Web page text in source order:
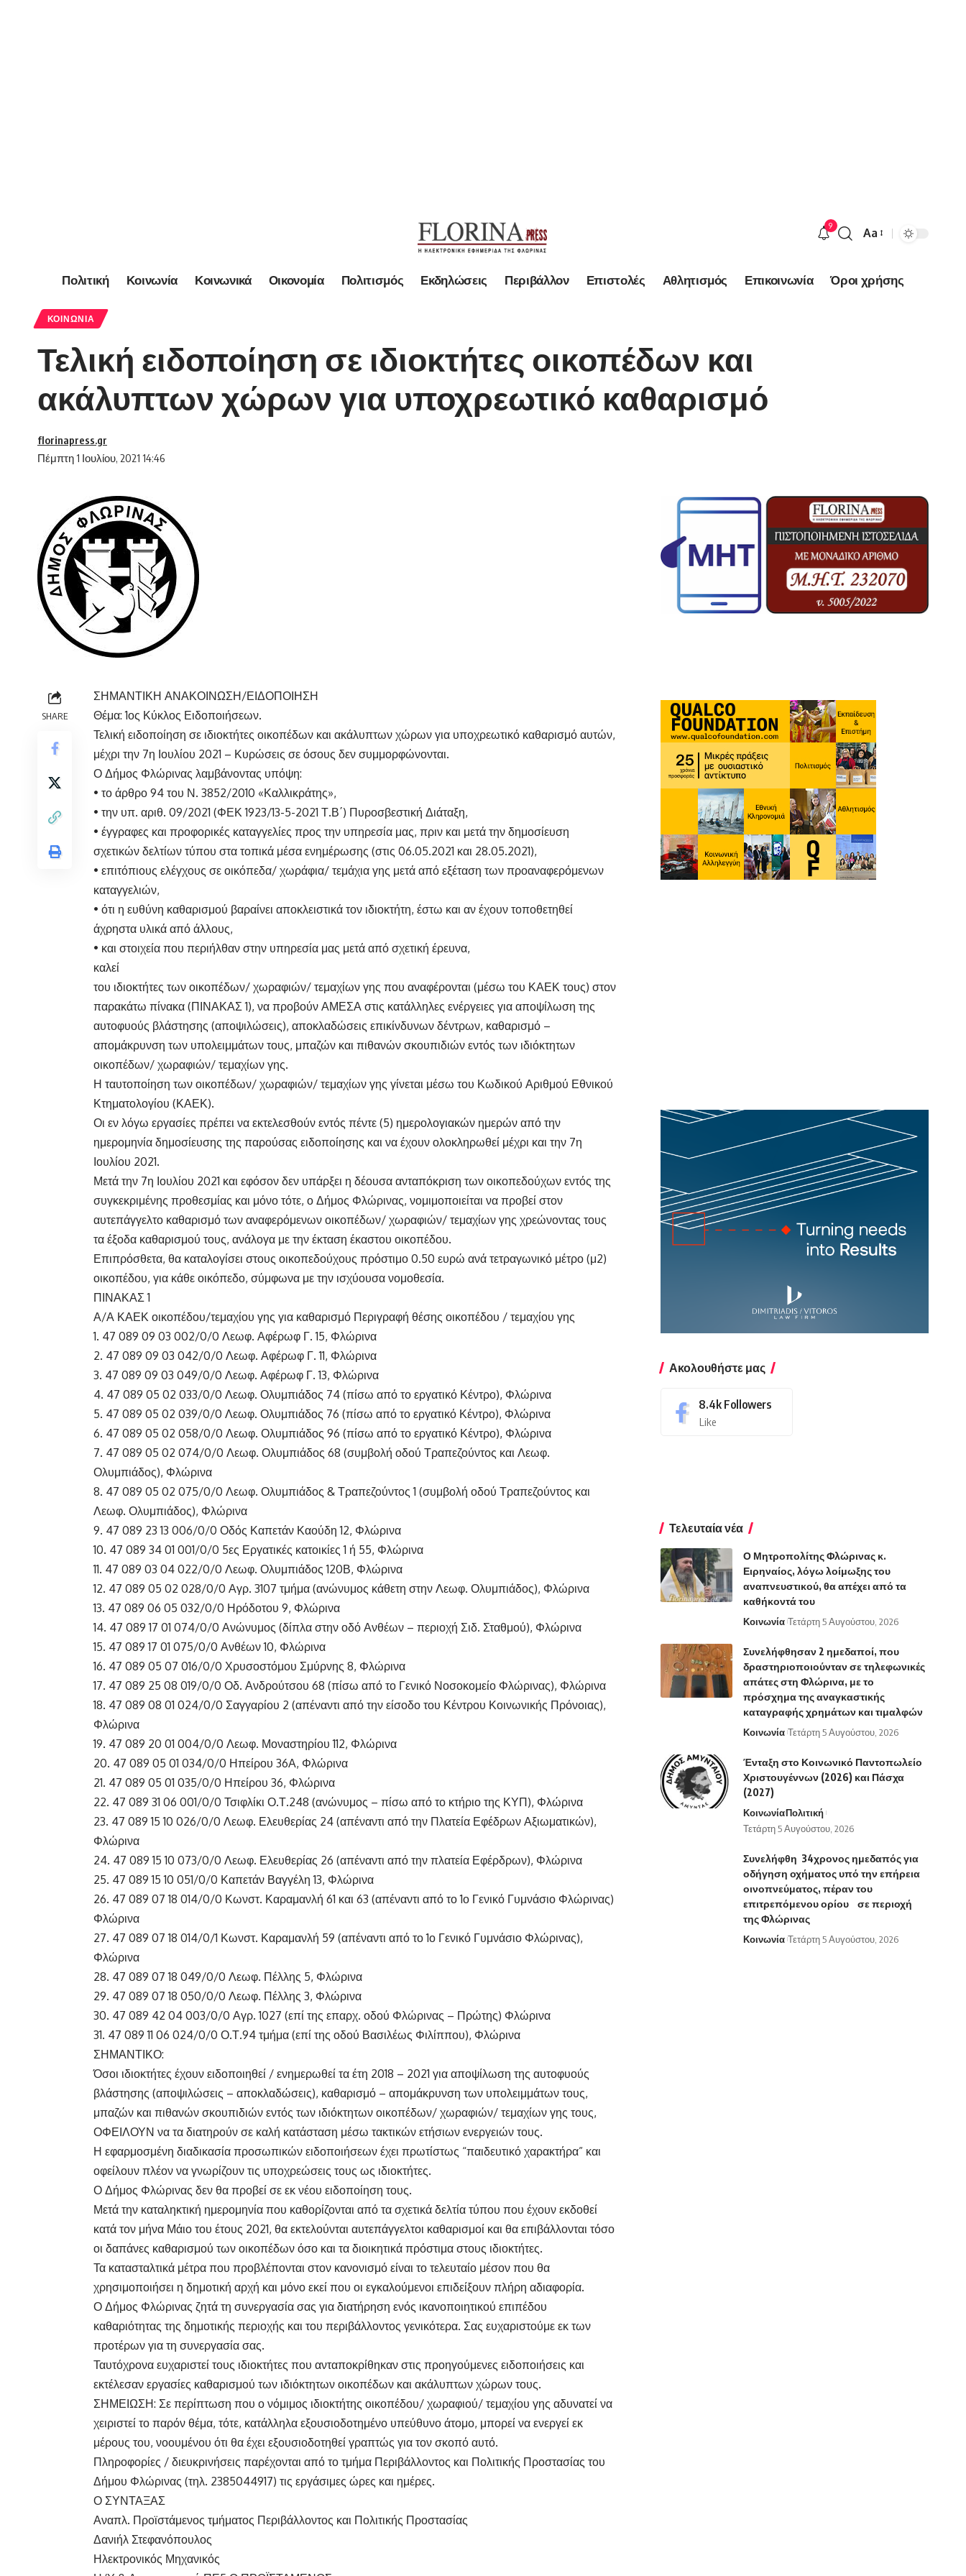
9
Font
Aa
Πολιτική Κοινωνία Κοινωνικά Οικονομία Πολιτισμός Εκδηλώσεις Περιβάλλον Επιστολές Αθλητισμός Επικοινωνία Όροι χρήσης
ΚΟΙΝΩΝΊΑ
Τελική ειδοποίηση σε ιδιοκτήτες οικοπέδων και
ακάλυπτων χώρων για υποχρεωτικό καθαρισμό
Πέμπτη 1 Ιουλίου, 2021 14:46
florinapress.gr
SHARE
ΣΗΜΑΝΤΙΚΗ ΑΝΑΚΟΙΝΩΣΗ/ΕΙΔΟΠΟΙΗΣΗ
Θέμα: 1ος Κύκλος Ειδοποιήσεων.
Τελική ειδοποίηση σε ιδιοκτήτες οικοπέδων και ακάλυπτων χώρων για υποχρεωτικό καθαρισμό αυτών,
μέχρι την 7η Ιουλίου 2021 – Κυρώσεις σε όσους δεν συμμορφώνονται.
Ο Δήμος Φλώρινας λαμβάνοντας υπόψη:
• το άρθρο 94 του Ν. 3852/2010 «Καλλικράτης»,
• την υπ. αριθ. 09/2021 (ΦΕΚ 1923/13-5-2021 Τ.Β΄) Πυροσβεστική Διάταξη,
• έγγραφες και προφορικές καταγγελίες προς την υπηρεσία μας, πριν και μετά την δημοσίευση
σχετικών δελτίων τύπου στα τοπικά μέσα ενημέρωσης (στις 06.05.2021 και 28.05.2021),
• επιτόπιους ελέγχους σε οικόπεδα/ χωράφια/ τεμάχια γης μετά από εξέταση των προαναφερόμενων
καταγγελιών,
• ότι η ευθύνη καθαρισμού βαραίνει αποκλειστικά τον ιδιοκτήτη, έστω και αν έχουν τοποθετηθεί
άχρηστα υλικά από άλλους,
• και στοιχεία που περιήλθαν στην υπηρεσία μας μετά από σχετική έρευνα,
καλεί
του ιδιοκτήτες των οικοπέδων/ χωραφιών/ τεμαχίων γης που αναφέρονται (μέσω του ΚΑΕΚ τους) στον
παρακάτω πίνακα (ΠΙΝΑΚΑΣ 1), να προβούν ΑΜΕΣΑ στις κατάλληλες ενέργειες για αποψίλωση της
αυτοφυούς βλάστησης (αποψιλώσεις), αποκλαδώσεις επικίνδυνων δέντρων, καθαρισμό –
απομάκρυνση των υπολειμμάτων τους, μπαζών και πιθανών σκουπιδιών εντός των ιδιόκτητων
οικοπέδων/ χωραφιών/ τεμαχίων γης.
Η ταυτοποίηση των οικοπέδων/ χωραφιών/ τεμαχίων γης γίνεται μέσω του Κωδικού Αριθμού Εθνικού
Κτηματολογίου (ΚΑΕΚ).
Οι εν λόγω εργασίες πρέπει να εκτελεσθούν εντός πέντε (5) ημερολογιακών ημερών από την
ημερομηνία δημοσίευσης της παρούσας ειδοποίησης και να έχουν ολοκληρωθεί μέχρι και την 7η
Ιουλίου 2021.
Μετά την 7η Ιουλίου 2021 και εφόσον δεν υπάρξει η δέουσα ανταπόκριση των οικοπεδούχων εντός της
συγκεκριμένης προθεσμίας και μόνο τότε, ο Δήμος Φλώρινας, νομιμοποιείται να προβεί στον
αυτεπάγγελτο καθαρισμό των αναφερόμενων οικοπέδων/ χωραφιών/ τεμαχίων γης χρεώνοντας τους
τα έξοδα καθαρισμού τους, ανάλογα με την έκταση έκαστου οικοπέδου.
Επιπρόσθετα, θα καταλογίσει στους οικοπεδούχους πρόστιμο 0.50 ευρώ ανά τετραγωνικό μέτρο (μ2)
οικοπέδου, για κάθε οικόπεδο, σύμφωνα με την ισχύουσα νομοθεσία.
ΠΙΝΑΚΑΣ 1
Α/Α ΚΑΕΚ οικοπέδου/τεμαχίου γης για καθαρισμό Περιγραφή θέσης οικοπέδου / τεμαχίου γης
1. 47 089 09 03 002/0/0 Λεωφ. Αφέρωφ Γ. 15, Φλώρινα
2. 47 089 09 03 042/0/0 Λεωφ. Αφέρωφ Γ. 11, Φλώρινα
3. 47 089 09 03 049/0/0 Λεωφ. Αφέρωφ Γ. 13, Φλώρινα
4. 47 089 05 02 033/0/0 Λεωφ. Ολυμπιάδος 74 (πίσω από το εργατικό Κέντρο), Φλώρινα
5. 47 089 05 02 039/0/0 Λεωφ. Ολυμπιάδος 76 (πίσω από το εργατικό Κέντρο), Φλώρινα
6. 47 089 05 02 058/0/0 Λεωφ. Ολυμπιάδος 96 (πίσω από το εργατικό Κέντρο), Φλώρινα
7. 47 089 05 02 074/0/0 Λεωφ. Ολυμπιάδος 68 (συμβολή οδού Τραπεζούντος και Λεωφ.
Ολυμπιάδος), Φλώρινα
8. 47 089 05 02 075/0/0 Λεωφ. Ολυμπιάδος & Τραπεζούντος 1 (συμβολή οδού Τραπεζούντος και
Λεωφ. Ολυμπιάδος), Φλώρινα
9. 47 089 23 13 006/0/0 Οδός Καπετάν Καούδη 12, Φλώρινα
10. 47 089 34 01 001/0/0 5ες Εργατικές κατοικίες 1 ή 55, Φλώρινα
11. 47 089 03 04 022/0/0 Λεωφ. Ολυμπιάδος 120Β, Φλώρινα
12. 47 089 05 02 028/0/0 Αγρ. 3107 τμήμα (ανώνυμος κάθετη στην Λεωφ. Ολυμπιάδος), Φλώρινα
13. 47 089 06 05 032/0/0 Ηρόδοτου 9, Φλώρινα
14. 47 089 17 01 074/0/0 Ανώνυμος (δίπλα στην οδό Ανθέων – περιοχή Σιδ. Σταθμού), Φλώρινα
15. 47 089 17 01 075/0/0 Ανθέων 10, Φλώρινα
16. 47 089 05 07 016/0/0 Χρυσοστόμου Σμύρνης 8, Φλώρινα
17. 47 089 25 08 019/0/0 Οδ. Ανδρούτσου 68 (πίσω από το Γενικό Νοσοκομείο Φλώρινας), Φλώρινα
18. 47 089 08 01 024/0/0 Σαγγαρίου 2 (απέναντι από την είσοδο του Κέντρου Κοινωνικής Πρόνοιας),
Φλώρινα
19. 47 089 20 01 004/0/0 Λεωφ. Μοναστηρίου 112, Φλώρινα
20. 47 089 05 01 034/0/0 Ηπείρου 36Α, Φλώρινα
21. 47 089 05 01 035/0/0 Ηπείρου 36, Φλώρινα
22. 47 089 31 06 001/0/0 Τσιφλίκι Ο.Τ.248 (ανώνυμος – πίσω από το κτήριο της ΚΥΠ), Φλώρινα
23. 47 089 15 10 026/0/0 Λεωφ. Ελευθερίας 24 (απέναντι από την Πλατεία Εφέδρων Αξιωματικών),
Φλώρινα
24. 47 089 15 10 073/0/0 Λεωφ. Ελευθερίας 26 (απέναντι από την πλατεία Εφέρδρων), Φλώρινα
25. 47 089 15 10 051/0/0 Καπετάν Βαγγέλη 13, Φλώρινα
26. 47 089 07 18 014/0/0 Κωνστ. Καραμανλή 61 και 63 (απέναντι από το 1ο Γενικό Γυμνάσιο Φλώρινας)
Φλώρινα
27. 47 089 07 18 014/0/1 Κωνστ. Καραμανλή 59 (απέναντι από το 1ο Γενικό Γυμνάσιο Φλώρινας),
Φλώρινα
28. 47 089 07 18 049/0/0 Λεωφ. Πέλλης 5, Φλώρινα
29. 47 089 07 18 050/0/0 Λεωφ. Πέλλης 3, Φλώρινα
30. 47 089 42 04 003/0/0 Αγρ. 1027 (επί της επαρχ. οδού Φλώρινας – Πρώτης) Φλώρινα
31. 47 089 11 06 024/0/0 Ο.Τ.94 τμήμα (επί της οδού Βασιλέως Φιλίππου), Φλώρινα
ΣΗΜΑΝΤΙΚΟ:
Όσοι ιδιοκτήτες έχουν ειδοποιηθεί / ενημερωθεί τα έτη 2018 – 2021 για αποψίλωση της αυτοφυούς
βλάστησης (αποψιλώσεις – αποκλαδώσεις), καθαρισμό – απομάκρυνση των υπολειμμάτων τους,
μπαζών και πιθανών σκουπιδιών εντός των ιδιόκτητων οικοπέδων/ χωραφιών/ τεμαχίων γης τους,
ΟΦΕΙΛΟΥΝ να τα διατηρούν σε καλή κατάσταση μέσω τακτικών ετήσιων ενεργειών τους.
Η εφαρμοσμένη διαδικασία προσωπικών ειδοποιήσεων έχει πρωτίστως “παιδευτικό χαρακτήρα” και
οφείλουν πλέον να γνωρίζουν τις υποχρεώσεις τους ως ιδιοκτήτες.
Ο Δήμος Φλώρινας δεν θα προβεί σε εκ νέου ειδοποίηση τους.
Μετά την καταληκτική ημερομηνία που καθορίζονται από τα σχετικά δελτία τύπου που έχουν εκδοθεί
κατά τον μήνα Μάιο του έτους 2021, θα εκτελούνται αυτεπάγγελτοι καθαρισμοί και θα επιβάλλονται τόσο
οι δαπάνες καθαρισμού των οικοπέδων όσο και τα διοικητικά πρόστιμα στους ιδιοκτήτες.
Τα κατασταλτικά μέτρα που προβλέπονται στον κανονισμό είναι το τελευταίο μέσον που θα
χρησιμοποιήσει η δημοτική αρχή και μόνο εκεί που οι εγκαλούμενοι επιδείξουν πλήρη αδιαφορία.
Ο Δήμος Φλώρινας ζητά τη συνεργασία σας για διατήρηση ενός ικανοποιητικού επιπέδου
καθαριότητας της δημοτικής περιοχής και του περιβάλλοντος γενικότερα. Σας ευχαριστούμε εκ των
προτέρων για τη συνεργασία σας.
Ταυτόχρονα ευχαριστεί τους ιδιοκτήτες που ανταποκρίθηκαν στις προηγούμενες ειδοποιήσεις και
εκτέλεσαν εργασίες καθαρισμού των ιδιόκτητων οικοπέδων και ακάλυπτων χώρων τους.
ΣΗΜΕΙΩΣΗ: Σε περίπτωση που ο νόμιμος ιδιοκτήτης οικοπέδου/ χωραφιού/ τεμαχίου γης αδυνατεί να
χειριστεί το παρόν θέμα, τότε, κατάλληλα εξουσιοδοτημένο υπεύθυνο άτομο, μπορεί να ενεργεί εκ
μέρους του, νοουμένου ότι θα έχει εξουσιοδοτηθεί γραπτώς για τον σκοπό αυτό.
Πληροφορίες / διευκρινήσεις παρέχονται από το τμήμα Περιβάλλοντος και Πολιτικής Προστασίας του
Δήμου Φλώρινας (τηλ. 2385044917) τις εργάσιμες ώρες και ημέρες.
Ο ΣΥΝΤΑΞΑΣ
Αναπλ. Προϊστάμενος τμήματος Περιβάλλοντος και Πολιτικής Προστασίας
Δανιήλ Στεφανόπουλος
Ηλεκτρονικός Μηχανικός
Ακολουθήστε μας
8.4k Followers
Like
Τελευταία νέα
Ο Μητροπολίτης Φλώρινας κ.
Ειρηναίος, λόγω λοίμωξης του
αναπνευστικού, θα απέχει από τα
καθήκοντά του
Κοινωνία Τετάρτη 5 Αυγούστου, 2026
Συνελήφθησαν 2 ημεδαποί, που
δραστηριοποιούνταν σε τηλεφωνικές
απάτες στη Φλώρινα, με το
πρόσχημα της αναγκαστικής
καταγραφής χρημάτων και τιμαλφών
Κοινωνία Τετάρτη 5 Αυγούστου, 2026
Ένταξη στο Κοινωνικό Παντοπωλείο
Χριστουγέννων (2026) και Πάσχα
(2027)
ΚοινωνίαΠολιτική
Τετάρτη 5 Αυγούστου, 2026
Συνελήφθη 34χρονος ημεδαπός για
οδήγηση οχήματος υπό την επήρεια
οινοπνεύματος, πέραν του
επιτρεπόμενου ορίου σε περιοχή
της Φλώρινας
Κοινωνία Τετάρτη 5 Αυγούστου, 2026